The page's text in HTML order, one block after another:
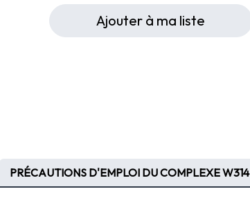
Ajouter à ma liste
PRÉCAUTIONS D'EMPLOI DU COMPLEXE W314